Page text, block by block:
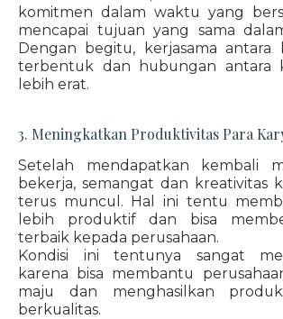
komitmen dalam waktu yang
mencapai tujuan yang sama
Dengan begitu, kerjasama antara
terbentuk dan hubungan antara
lebih erat.
3. Meningkatkan Produktivitas Para
Setelah mendapatkan kembali
bekerja, semangat dan kreativitas
terus muncul. Hal ini tentu
lebih produktif dan bisa
terbaik kepada perusahaan.
Kondisi ini tentunya sangat
karena bisa membantu
maju dan menghasilkan
berkualitas.